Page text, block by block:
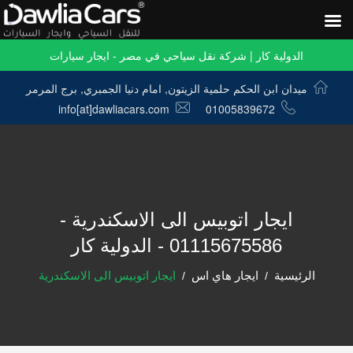
الدولية كار | شركة نقل سياحي في مصر - ايجار سيارات
ميدان ابن الحكم حلمية الزيتون, امام دنيا الجمبري, برج المرمر
01005839672
info[at]dawliacars.com
ايجار اتوبيس الى الاسكندرية -
01115675586 - الدولية كار
الرئيسية ايجار هاي اس ايجار اتوبيس الى الاسكندرية